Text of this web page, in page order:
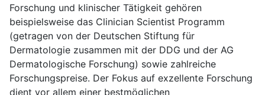
Forschung und klinischer Tätigkeit gehören
beispielsweise das Clinician Scientist Programm
(getragen von der Deutschen Stiftung für
Dermatologie zusammen mit der DDG und der AG
Dermatologische Forschung) sowie zahlreiche
Forschungspreise. Der Fokus auf exzellente Forschung
dient vor allem einer bestmöglichen